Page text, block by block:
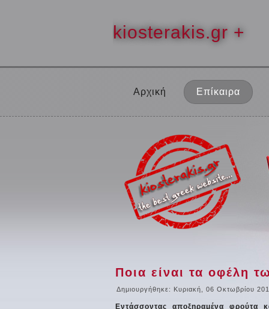
kiosterakis.gr +
Αρχική Επίκαιρα
Ποια είναι τα οφέλη
Δημιουργήθηκε: Κυριακή, 06 Οκτωβρίου
Εντάσσοντας αποξηραμένα φρούτα